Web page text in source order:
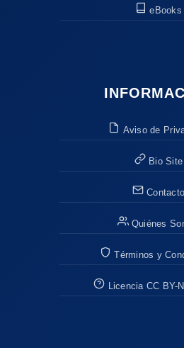
eBooks
Aviso de
Bio Site
Contacto
Quiénes
Términos y
Licencia CC BY-